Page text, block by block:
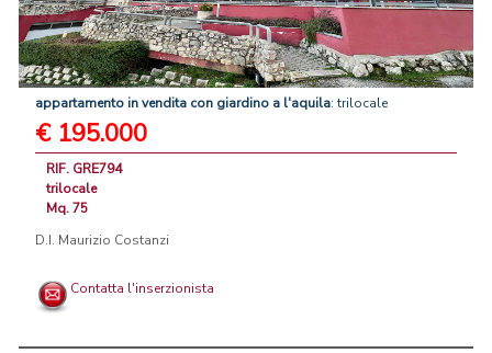
appartamento invendita con giardino a l'aquila: trilocale
€ 195.000
RIF. GRE794
trilocale
Mq. 75
D.I. Maurizio Costanzi
Contatta l'inserzionista